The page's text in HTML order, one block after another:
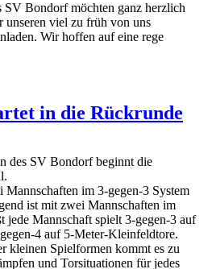
SV Bondorf möchten ganz herzlich
unseren viel zu früh von uns
Wir hoffen auf eine rege
in die Rückrunde
des SV Bondorf beginnt die
im 3-gegen-3 System
ist mit zwei Mannschaften im
jede Mannschaft spielt 3-gegen-3 auf
4 auf 5-Meter-Kleinfeldtore.
kleinen Spielformen kommt es zu
und Torsituationen für jedes